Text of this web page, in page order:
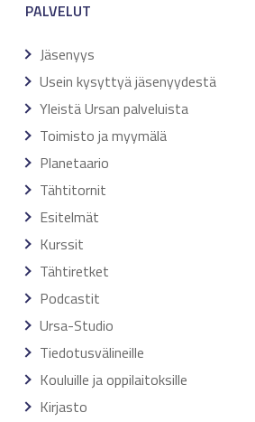
PALVELUT
Jäsenyys
Usein kysyttyä jäsenyydestä
Yleistä Ursan palveluista
Toimisto ja myymälä
Planetaario
Tähtitornit
Esitelmät
Kurssit
Tähtiretket
Podcastit
Ursa-Studio
Tiedotusvälineille
Kouluille ja oppilaitoksille
Kirjasto